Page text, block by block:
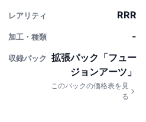
レアリティ RRR
加工・種類 -
収録パック
拡張パック「フュー
ジョンアーツ」
このパックの価格表を見
る